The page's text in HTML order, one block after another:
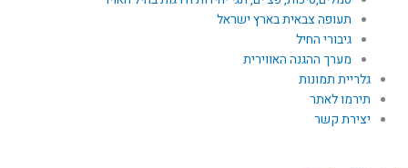
תעופה צבאית בארץ ישראל
גיבורי החיל
מערך ההגנה האווירית
גלריית תמונות
תירמו לאתר
יצירת קשר